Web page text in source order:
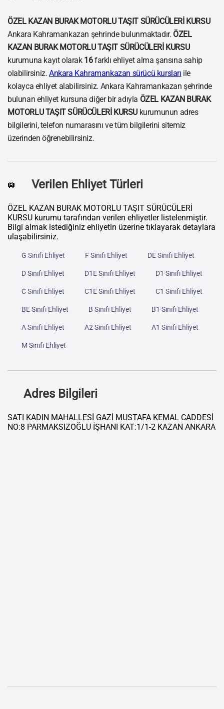
ÖZEL KAZAN BURAK MOTORLU TAŞIT SÜRÜCÜLERİ KURSU
Ankara Kahramankazan şehrinde bulunmaktadır. ÖZEL
KAZAN BURAK MOTORLU TAŞIT SÜRÜCÜLERİ KURSU
kurumuna kayıt olarak 16farklı ehliyet alma şansına sahip
olabilirsiniz. Ankara Kahramankazan sürücü kursları ile
kolayca ehliyet alabilirsiniz. Ankara Kahramankazan şehrinde
bulunan ehliyet kursuna diğer bir adıyla ÖZEL KAZAN BURAK
MOTORLU TAŞIT SÜRÜCÜLERİ KURSU kurumunun adres
bilgilerini, telefon numarasını ve tüm bilgilerini sitemiz
üzerinden öğrenebilirsiniz.
🛄 Verilen Ehliyet Türleri
ÖZEL KAZAN BURAK MOTORLU TAŞIT SÜRÜCÜLERİ
KURSU kurumu tarafından verilen ehliyetler listelenmiştir.
Bilgi almak istediğiniz ehliyetin üzerine tıklayarak detaylara
ulaşabilirsiniz.
G Sınıfı Ehliyet F Sınıfı Ehliyet DE Sınıfı Ehliyet
D Sınıfı Ehliyet D1E Sınıfı Ehliyet D1 Sınıfı Ehliyet
C Sınıfı Ehliyet C1E Sınıfı Ehliyet C1 Sınıfı Ehliyet
BE Sınıfı Ehliyet B Sınıfı Ehliyet B1 Sınıfı Ehliyet
A Sınıfı Ehliyet A2 Sınıfı Ehliyet A1 Sınıfı Ehliyet
M Sınıfı Ehliyet
Adres Bilgileri
SATI KADIN MAHALLESİ GAZİ MUSTAFA KEMAL CADDESİ
NO:8 PARMAKSIZOĞLU İŞHANI KAT:1/1-2 KAZAN ANKARA